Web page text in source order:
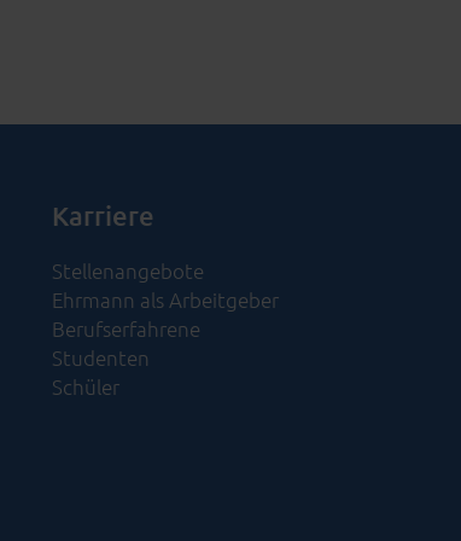
Karriere
Stellenangebote
Ehrmann als Arbeitgeber
Berufserfahrene
Studenten
Schüler